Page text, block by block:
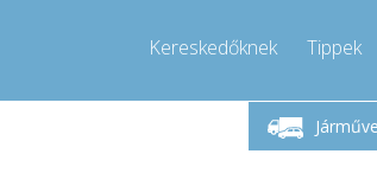
Kereskedőknek Tippek
Hívjon!